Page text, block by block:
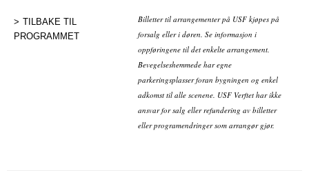
TILBAKE TIL
PROGRAMMET
Billetter til arrangementer på USF kjøpes på
forsalg eller i døren. Se informasjon i
oppføringene til det enkelte arrangement.
Bevegelseshemmede har egne
parkeringsplasser foran bygningen og enkel
adkomst til alle scenene. USF Verftet har ikke
ansvar for salg eller refundering av billetter
eller programendringer som arrangør gjør.